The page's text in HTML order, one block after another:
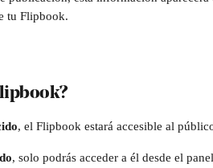
tu Flipbook.
, el Flipbook estará accesible al
, solo podrás acceder a él desde el